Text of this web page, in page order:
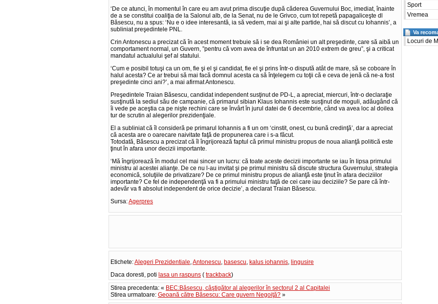
‘De ce atunci, în momentul în care eu am avut prima discuţie după căderea Guvernului Boc, imediat, înainte
de a se constitui coaliţia de la Salonul alb, de la Senat, nu de le Grivco, cum tot repetă papagaliceşte dl
Băsescu, nu a spus: ‘Nu e o idee interesantă, ia să vedem, mai ai şi alte partide, hai să discut cu Iohannis’, a
subliniat preşedintele PNL.
Crin Antonescu a precizat că în acest moment trebuie să i se dea României un alt preşedinte, care să aibă un
comportament normal, un Guvern, ”pentru că vom avea de înfruntat un an 2010 extrem de greu”, şi a criticat
mandatul actualului şef al statului.
‘Cum e posibil totuşi ca un om, fie şi el şi candidat, fie el şi prins într-o dispută atât de mare, să se coboare în
halul acesta? Ce ar trebui să mai facă domnul acesta ca să înţelegem cu toţii că e ceva de jenă că ne-a fost
preşedinte cinci ani?’, a mai afirmat Antonescu.
Preşedintele Traian Băsescu, candidat independent susţinut de PD-L, a apreciat, miercuri, într-o declaraţie
susţinută la sediul său de campanie, că primarul sibian Klaus Iohannis este susţinut de moguli, adăugând că
îi vede pe aceştia ca pe nişte rechini care se învârt în jurul datei de 6 decembrie, când va avea loc al doilea
tur de scrutin al alegerilor prezidenţiale.
El a subliniat că îl consideră pe primarul Iohannis a fi un om ‘cinstit, onest, cu bună credinţă’, dar a apreciat
că acesta are o oarecare naivitate faţă de propunerea care i s-a făcut.
Totodată, Băsescu a precizat că îl îngrijorează faptul că primul ministru propus de noua alianţă politică este
ţinut în afara unor decizii importante.
‘Mă îngrijorează în modul cel mai sincer un lucru: că toate aceste decizii importante se iau în lipsa primului
ministru al acestei alianţe. De ce nu l-au invitat şi pe primul ministru să discute structura Guvernului, strategia
economică, soluţiile de privatizare? De ce primul ministru propus de alianţă este ţinut în afara deciziilor
importante? Ce fel de independenţă va fi a primului ministru faţă de cei care iau deciziile? Se pare că într-
adevăr va fi absolut independent de orice decizie’, a declarat Traian Băsescu.
Sursa:Agerpres
Etichete:Alegeri Prezidentiale,Antonescu, basescu, kalus iohannis, lingusire
Daca doresti, poti lasa un raspuns ( trackback)
Stirea precedenta: « BEC:Băsescu, câştigător al alegerilor în sectorul 2 al Capitalei
Stirea urmatoare: Geoană către Băsescu: Care guvern Negoiţă? »
Sport
Vremea
Va
Locuri de